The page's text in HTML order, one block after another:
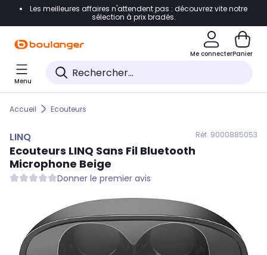
Accéder directement à la navigation
Accéder directement au pied de page
Accéder directement au chatbot
Les meilleures affaires n'attendent pas : découvrez vite notre
sélection à prix bradés.
Me connecterPanier
Menu
Accueil Ecouteurs
LINQ Réf. 9000885053
Ecouteurs LINQ Sans Fil Bluetooth
Microphone Beige
Donner le premier avis